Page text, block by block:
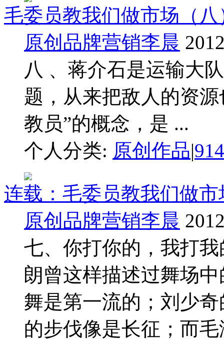
毛委员教我们做市场（
原创品牌营销李晨
八 、蒋介石是运输大
题，从来把敌人的资
教员”的概念，是 ...
个人分类: 原创作品|
连载：毛委员教我们做
原创品牌营销李晨
七、你打你的，我打我
朗曾这样描述过舞场
舞是第一流的；刘少
的步伐像是长征；而